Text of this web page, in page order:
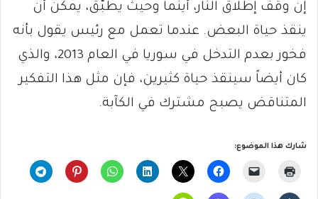
إن وقف إطلاق النار، أينما وحيث يطبّق، يمكن أن
ينقذ حياة البعض. عندما تعمل مع رئيس يقول بأنه
فخور بعدم التدخل في سوريا في العام 2013، والذي
كان أيضاً سينقذ حياة كثيرين، فإن مثل هذا التفكير
المتناقض يصبح مشترك في الكآبة.
شارك هذا الموضوع: